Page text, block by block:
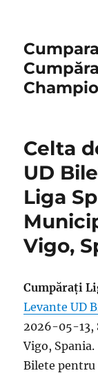
Celta
UD
Liga
Vigo,
Cumpărați
Levante UD
2026-05-13,
Vigo, Spania.
Bilete pentru